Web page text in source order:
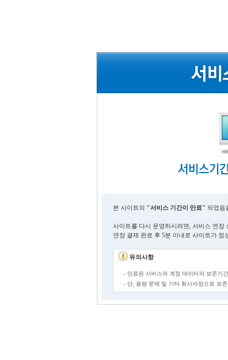
본 사이트의 "서비스 기간이 만료" 되었음
사이트를 다시 운영하시려면, 서비스 연장
연장 결제 완료 후 5분 이내로 사이트가 정
유의사항
- 만료된 서비스의 계정 데이터의 보존기
- 단, 용량 문제 및 기타 회사사정으로 보